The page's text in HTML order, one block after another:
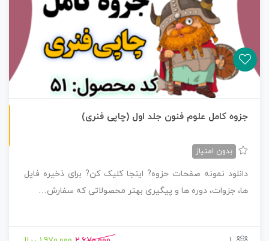
جزوه کامل علوم فنون جلد اول (چاپی فنری)
بدون امتیاز
دانلود نمونه صفحات حزوه? اینجا کلیک کن? برای ذخیره فایل
ها، جزوات، دوره ها و پیگیری بهتر محصولاتی که سفارش…